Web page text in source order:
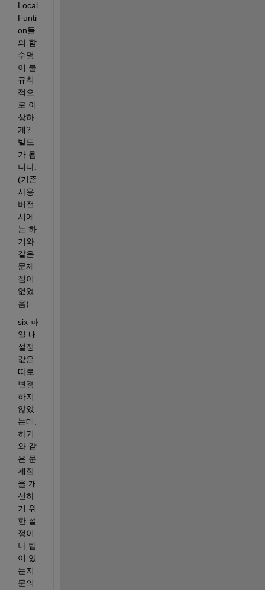
Local
Funti
on들
의 함
수명
이 불
규칙
적으
로 이
상하
게?
빌드
가 됩
니다.
(기존
사용
버전
시에
는 하
기와
같은
문제
점이
없었
음)
six 파
일 내
설정
값은
따로
변경
하지
않았
는데,
하기
와 같
은 문
제점
을 개
선하
기 위
한 설
정이
나 팁
이 있
는지
문의